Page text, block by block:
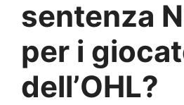
sentenza
per i
dell’OHL?